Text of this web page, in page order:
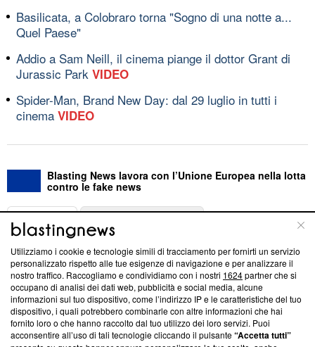
Basilicata, a Colobraro torna "Sogno di una notte a...
Quel Paese"
Addio a Sam Neill, il cinema piange il dottor Grant di
Jurassic Park VIDEO
Spider-Man, Brand New Day: dal 29 luglio in tutti i
cinema VIDEO
Blasting News lavora con l’Unione Europea nella lotta
contro le fake news
ABOUT
Questa sezione offre informazioni trasparenti su Blasting
News, sui nostri processi editoriali e su come ci impegniamo a
creare news di qualità. Inoltre, afferma la nostra aderenza a
‘Trust Project - News with Integrity’Blasting News non è
ancora membro del programma, ma ha richiesto di farne
parte; Trust Project non ha ancora effettuato una verifica di
Utilizziamo i cookie e tecnologie simili di tracciamento per fornirti un servizio
personalizzato rispetto alle tue esigenze di navigazione e per analizzare il
nostro traffico. Raccogliamo e condividiamo con i nostri 1624partner che si
occupano di analisi dei dati web, pubblicità e social media, alcune
informazioni sul tuo dispositivo, come l’indirizzo IP e le caratteristiche del tuo
dispositivo, i quali potrebbero combinarle con altre informazioni che hai
fornito loro o che hanno raccolto dal tuo utilizzo dei loro servizi. Puoi
acconsentire all’uso di tali tecnologie cliccando il pulsante“Accetta tutti”